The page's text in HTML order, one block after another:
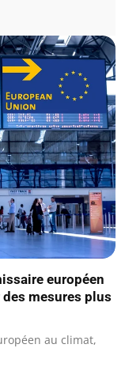
européen
mesures plus
au climat,